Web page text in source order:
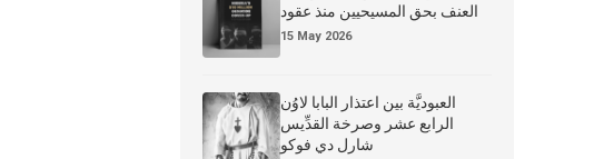
العنف بحق المسيحيين منذ عقود
15 May 2026
العبوديَّة بين اعتذار البابا لاوُن
الرابع عشر وصرخة القدِّيس
شارل دي فوكو